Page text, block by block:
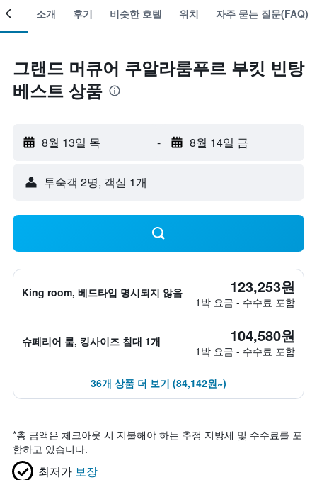
객실 소개 후기 비슷한 호텔 위치 자주 묻는 질문(FAQ)
그랜드 머큐어 쿠알라룸푸르 부킷 빈탕
베스트 상품
8월 13일 목 - 8월 14일 금
​투숙객 2​명, ​객실 1개
King room, 베드타입 명시되지 않음 123,253원
1박 요금 - 수수료 포함
슈페리어 룸, 킹사이즈 침대 1개 104,580원
1박 요금 - 수수료 포함
36개 상품 더 보기 (84,142원~)
*총 금액은 체크아웃 시 지불해야 하는 추정 지방세 및 수수료를 포
함하고 있습니다.
최저가 보장